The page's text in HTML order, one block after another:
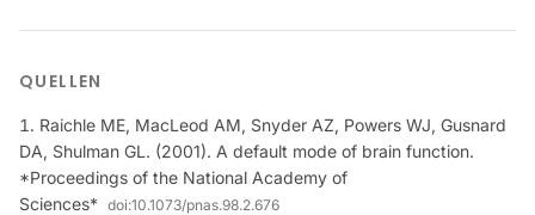
QUELLEN
Raichle ME, MacLeod AM, Snyder AZ, Powers WJ, Gusnard
DA, Shulman GL. (2001). A default mode of brain function.
*Proceedings of the National Academy of
Sciences* doi:10.1073/pnas.98.2.676